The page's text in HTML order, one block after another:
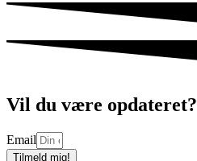
Vil du være opdateret?
Email
Tilmeld mig!